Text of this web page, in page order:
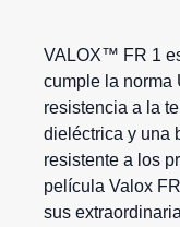
VALOX™ FR 1
cumple la norma
resistencia a la
dieléctrica y una
resistente a los
película Valox
sus